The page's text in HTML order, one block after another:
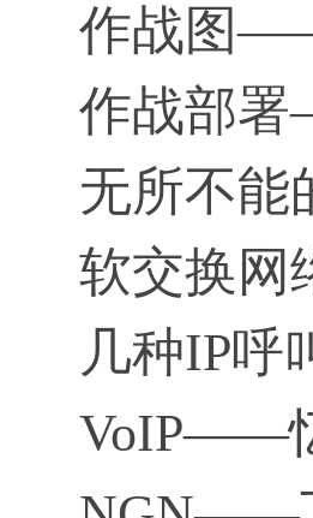
作战图
作战部
无所不能
软交换网
几种IP
VoIP——